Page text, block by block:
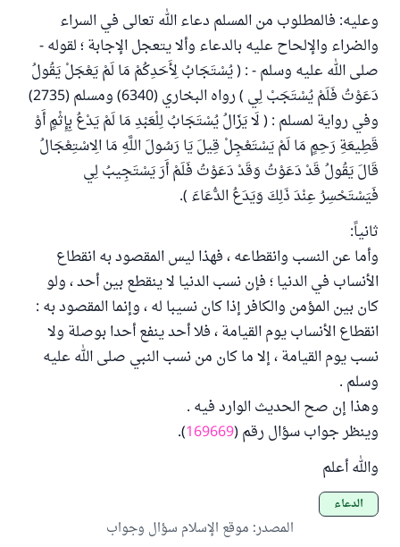
وعليه: فالمطلوب من المسلم دعاء الله تعالى في السراء
والضراء والإلحاح عليه بالدعاء وألا يتعجل الإجابة ؛ لقوله -
صلى الله عليه وسلم - : ( يُسْتَجَابُ لِأَحَدِكُمْ مَا لَمْ يَعْجَلْ يَقُولُ
دَعَوْتُ فَلَمْ يُسْتَجَبْ لِي ) رواه البخاري (6340) ومسلم (2735)
وفي رواية لمسلم : ( لَا يَزَالُ يُسْتَجَابُ لِلْعَبْدِ مَا لَمْ يَدْعُ بِإِثْمٍ أَوْ
قَطِيعَةِ رَحِمٍ مَا لَمْ يَسْتَعْجِلْ قِيلَ يَا رَسُولَ اللَّهِ مَا الِاسْتِعْجَالُ
قَالَ يَقُولُ قَدْ دَعَوْتُ وَقَدْ دَعَوْتُ فَلَمْ أَرَ يَسْتَجِيبُ لِي
فَيَسْتَحْسِرُ عِنْدَ ذَلِكَ وَيَدَعُ الدُّعَاءَ ).
ثانياً:
وأما عن النسب وانقطاعه ، فهذا ليس المقصود به انقطاع
الأنساب في الدنيا ؛ فإن نسب الدنيا لا ينقطع بين أحد ، ولو
كان بين المؤمن والكافر إذا كان نسيبا له ، وإنما المقصود به :
انقطاع الأنساب يوم القيامة ، فلا أحد ينفع أحدا بوصلة ولا
نسب يوم القيامة ، إلا ما كان من نسب النبي صلى الله عليه
وسلم .
وهذا إن صح الحديث الوارد فيه .
وينظر جواب سؤال رقم (169669
).
والله أعلم
الدعاء
المصدر: موقع الإسلام سؤال وجواب